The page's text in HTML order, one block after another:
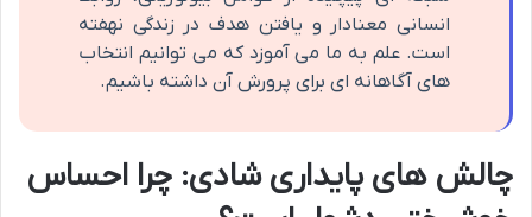
انسانی معنادار و یافتن هدف در زندگی نهفته
است. علم به ما می آموزد که می توانیم انتخاب
های آگاهانه ای برای پرورش آن داشته باشیم.
چالش های پایداری شادی: چرا احساس